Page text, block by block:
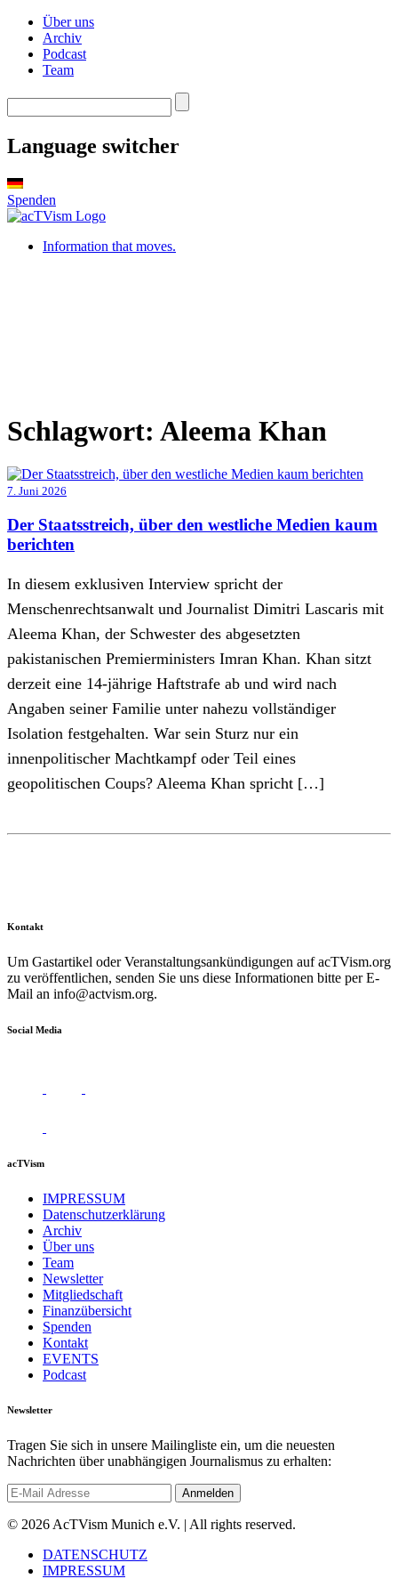
Über uns
Archiv
Podcast
Team
Language switcher
Spenden
Information that moves.
Schlagwort: Aleema Khan
7. Juni 2026
Der Staatsstreich, über den westliche Medien kaum
berichten
In diesem exklusiven Interview spricht der
Menschenrechtsanwalt und Journalist Dimitri Lascaris mit
Aleema Khan, der Schwester des abgesetzten
pakistanischen Premierministers Imran Khan. Khan sitzt
derzeit eine 14-jährige Haftstrafe ab und wird nach
Angaben seiner Familie unter nahezu vollständiger
Isolation festgehalten. War sein Sturz nur ein
innenpolitischer Machtkampf oder Teil eines
geopolitischen Coups? Aleema Khan spricht […]
Kontakt
Um Gastartikel oder Veranstaltungsankündigungen auf acTVism.org
zu veröffentlichen, senden Sie uns diese Informationen bitte per E-
Mail an info@actvism.org.
Social Media
acTVism
IMPRESSUM
Datenschutzerklärung
Archiv
Über uns
Team
Newsletter
Mitgliedschaft
Finanzübersicht
Spenden
Kontakt
EVENTS
Podcast
Newsletter
Tragen Sie sich in unsere Mailingliste ein, um die neuesten
Nachrichten über unabhängigen Journalismus zu erhalten:
© 2026 AcTVism Munich e.V. | All rights reserved.
DATENSCHUTZ
IMPRESSUM